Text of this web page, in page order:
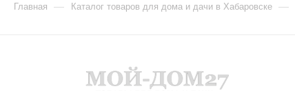
Главная — Каталог товаров для дома и дачи в Хабаровске —